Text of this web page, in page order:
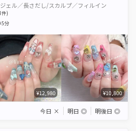
ェル／長さだし/スカルプ／フィルイン
件)
5分
¥12,980 ¥10,800
今日 × 明日 ◎ 明後日 ◎